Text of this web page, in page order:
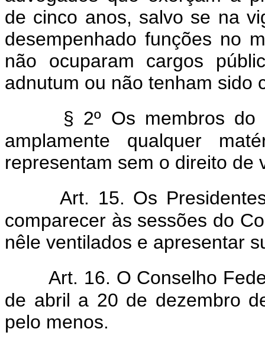
de cinco anos, salvo se na
desempenhado funções no
não ocuparam cargos
adnutum ou não tenham sido
§ 2º Os membros do
amplamente qualquer
representam sem o direito de
Art. 15. Os
comparecer às sessões do
nêle ventilados e apresentar
Art. 16. O Conselho
de abril a 20 de dezembro
pelo menos.